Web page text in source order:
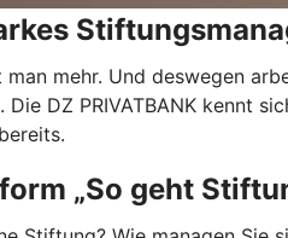
mehr. Und deswegen
Die DZ PRIVATBANK kennt
„So geht